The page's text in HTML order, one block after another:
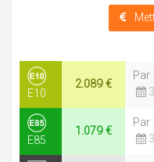
E10
2.089 €
Par
E85
1.079 €
Par